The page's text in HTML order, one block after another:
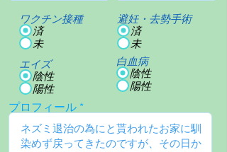
ワクチン接種
済
未
エイズ
陰性
陽性
避妊・去勢手術
済
未
白血病
陰性
陽性
プロフィール